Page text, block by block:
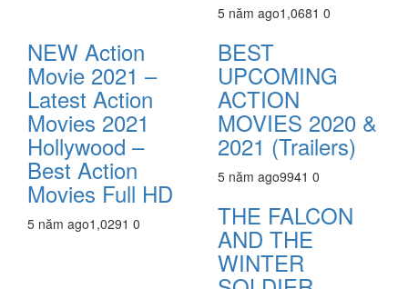
5 năm ago1,0681 0
NEW Action
Movie 2021 –
Latest Action
Movies 2021
Hollywood –
Best Action
Movies Full HD
5 năm ago1,0291 0
BEST
UPCOMING
ACTION
MOVIES 2020 &
2021 (Trailers)
5 năm ago9941 0
THE FALCON
AND THE
WINTER